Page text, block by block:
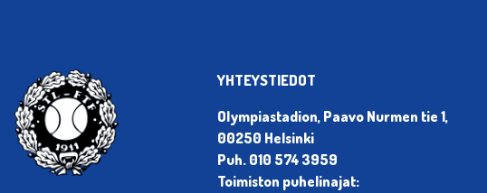
YHTEYSTIEDOT
Olympiastadion, Paavo Nurmen tie 1,
00250 Helsinki
Puh. 010 574 3959
Toimiston puhelinajat: